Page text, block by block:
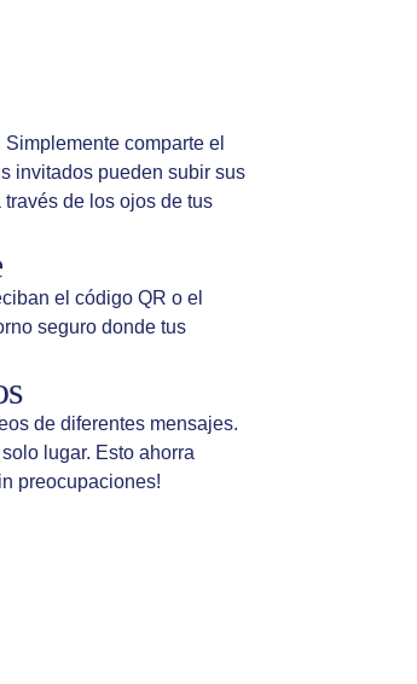
comparte el
invitados pueden subir sus
de los ojos de tus
el código QR o el
seguro donde tus
de diferentes mensajes.
lugar. Esto ahorra
preocupaciones!